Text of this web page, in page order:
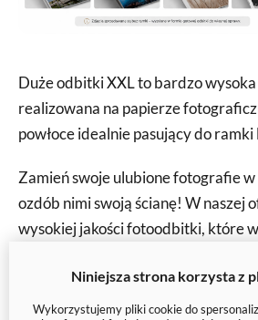
Duże odbitki XXL to bardzo
realizowana na papierze
powłoce idealnie pasujący do
Zamień swoje ulubione fotografie
ozdób nimi swoją ścianę! W naszej
wysokiej jakości fotoodbitki, które
Niniejsza strona korzysta z
Wykorzystujemy pliki cookie do